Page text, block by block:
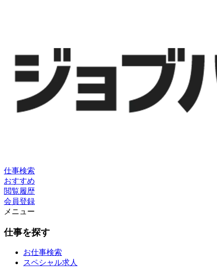
仕事検索
おすすめ
閲覧履歴
会員登録
メニュー
仕事を探す
お仕事検索
スペシャル求人